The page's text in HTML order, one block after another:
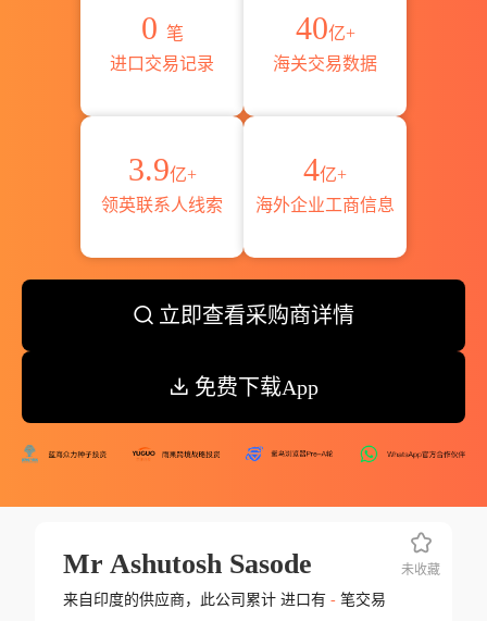
0 笔
进口交易记录
40亿+
海关交易数据
3.9亿+
领英联系人线索
4亿+
海外企业工商信息
立即查看采购商详情
免费下载App
Mr Ashutosh Sasode
来自印度的供应商，此公司累计 进口有 -笔交易
未收藏